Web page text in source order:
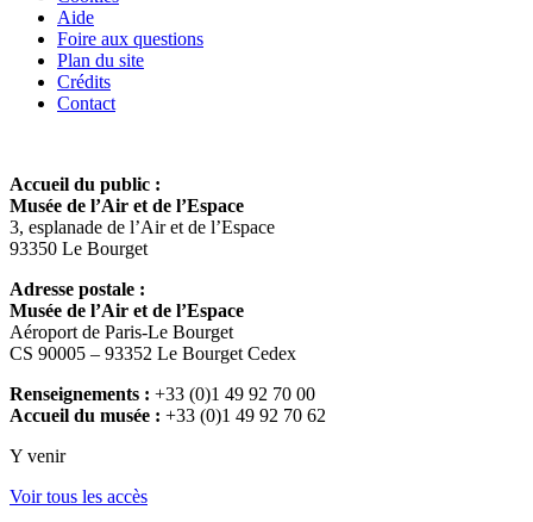
Aide
Foire aux questions
Plan du site
Crédits
Contact
Accueil du public :
Musée de l’Air et de l’Espace
3, esplanade de l’Air et de l’Espace
93350 Le Bourget
Adresse postale :
Musée de l’Air et de l’Espace
Aéroport de Paris-Le Bourget
CS 90005 – 93352 Le Bourget Cedex
Renseignements : +33 (0)1 49 92 70 00
Accueil du musée : +33 (0)1 49 92 70 62
Y venir
Voir tous les accès